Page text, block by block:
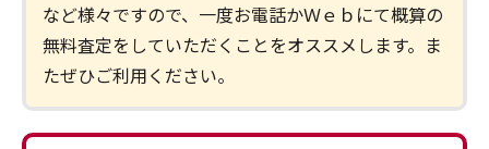
など様々ですので、一度お電話かＷｅｂにて概算の
無料査定をしていただくことをオススメします。ま
たぜひご利用ください。